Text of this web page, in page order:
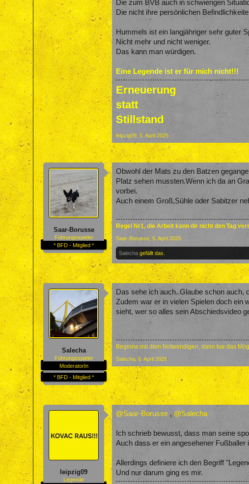
Die zum BVB auch in schwierigen
Die nicht ihre persönlichen
Hummels ist ein langjähriger sehr guter
Nicht mehr und nicht weniger.
Das kann man würdigen.
Eine Legende ist er für mich nicht!!!
Erneuerung
statt
Stillstand
leipzig09 5. April 2025
Saar-Borusse
Führungsspieler
* BFD - Mitglied *
Obwohl der Mats zu den Batzen
Platz sehen mussten.Wenn ich da an
vorbei.
Auch einem Groß,Sühle oder Sabitzer
Regel Nr1, die Arbeit kann dir nicht den Tag
Saar-Borusse 5. April 2025
Salecha gefällt das.
Salecha
Führungsspieler
ModeratorIn
* BFD - Mitglied *
Das sehe ich auch..Glaube schon
Zudem war er in vielen Spielen doch ein
sieht, wer so alles sein Abschiedsvideo
Beginne mit dem Notwendigen, dann tue das
Salecha 5. April 2025
leipzig09
Legende
@Saar-Borusse ,@Salecha
Ich schrieb bewusst, dass man seine
Auch dass er ein angesehener Fußballer
Allerdings definiere ich den Begriff
Und nur darum ging es mir.